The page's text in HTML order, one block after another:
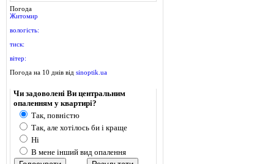
Погода
Житомир
вологість:
тиск:
вітер:
Погода на 10 днів від sinoptik.ua
Чи задоволені Ви центральним
опаленням у квартирі?
Так, повністю
Так, але хотілось би і краще
Ні
В мене інший вид опалення